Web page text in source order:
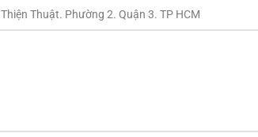
Thuật. Phường 2. Quận 3. TP HCM